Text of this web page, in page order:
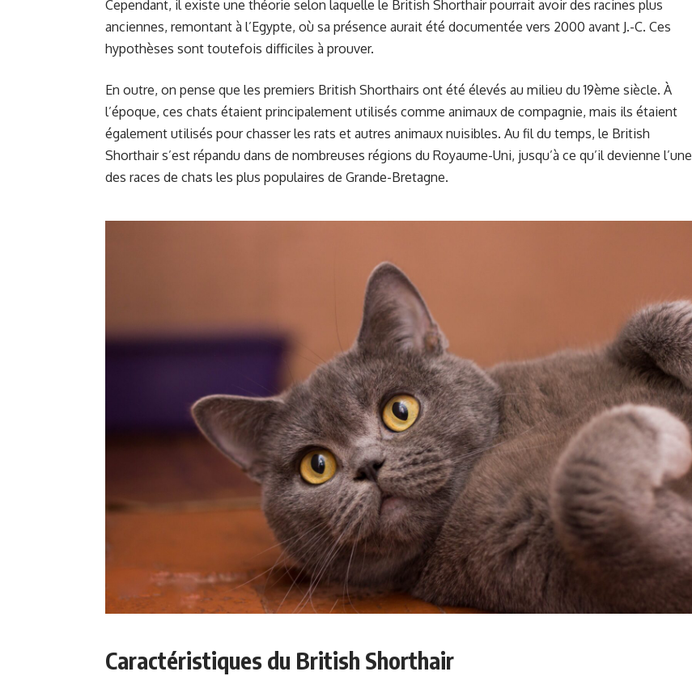
Cependant, il existe une théorie selon laquelle le British Shorthair pourrait avoir des racines plus
anciennes, remontant à l’Egypte, où sa présence aurait été documentée vers 2000 avant J.-C. Ces
hypothèses sont toutefois difficiles à prouver.
En outre, on pense que les premiers British Shorthairs ont été élevés au milieu du 19ème siècle. À
l’époque, ces chats étaient principalement utilisés comme animaux de compagnie, mais ils étaient
également utilisés pour chasser les rats et autres animaux nuisibles. Au fil du temps, le British
Shorthair s’est répandu dans de nombreuses régions du Royaume-Uni, jusqu’à ce qu’il devienne l’une
des races de chats les plus populaires de Grande-Bretagne.
Caractéristiques du British Shorthair